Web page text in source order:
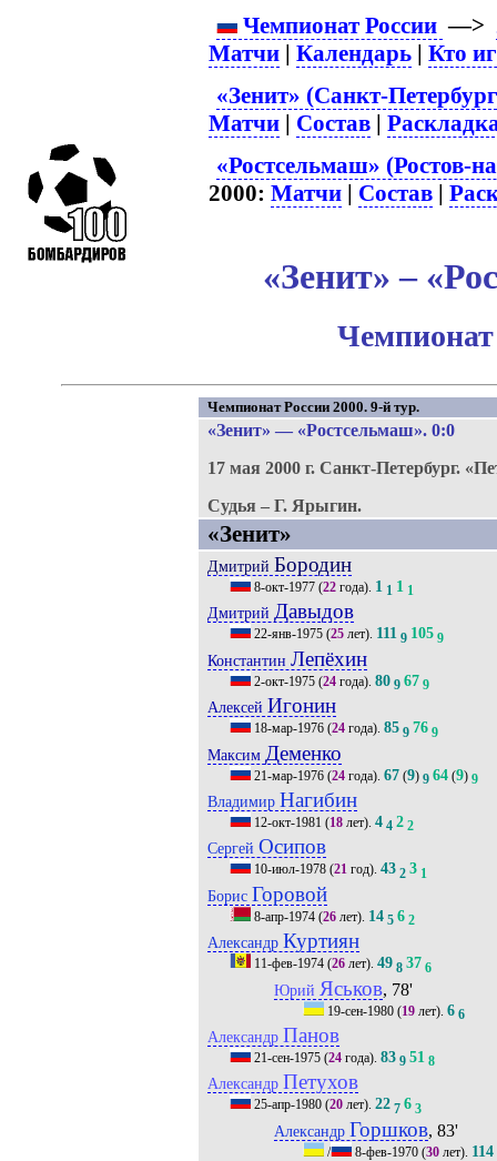
Чемпионат России —>
Матчи |Календарь |Кто
«Зенит» (Санкт-
Матчи | Состав |
«Ростсельмаш» (Ростов-
2000:Матчи | Состав |
«Зенит» –
Чемпионат
Чемпионат России 2000. 9-й тур.
«Зенит» — «Ростсельмаш». 0:0
17 мая 2000 г. Санкт-Петербург.
Судья – Г. Ярыгин.
«Зенит»
Дмитрий Бородин
8-окт-1977(22года). 1 1 1 1
Дмитрий Давыдов
22-янв-1975(25лет). 111 9 105 9
Константин Лепёхин
2-окт-1975(24года). 80 9 67 9
Алексей Игонин
18-мар-1976(24года). 85 9 76 9
Максим Деменко
21-мар-1976(24года). 67(9) 9 64(9) 9
Владимир Нагибин
12-окт-1981 (18лет). 4 4 2 2
Сергей Осипов
10-июл-1978(21год). 43 2 3 1
Борис Горовой
8-апр-1974(26лет). 14 5 6 2
Александр Куртиян
11-фев-1974(26лет). 49 8 37 6
Юрий Яськов, 78'
19-сен-1980 (19 лет).6 6
Александр Панов
21-сен-1975(24года). 83 9 51 8
Александр Петухов
25-апр-1980(20лет). 22 7 6 3
Александр Горшков, 83'
/ 8-фев-1970 (30 лет). 114